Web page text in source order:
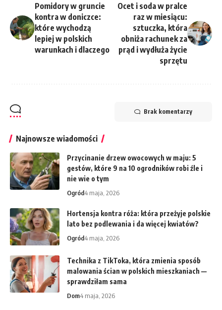
Pomidory w gruncie
kontra w doniczce:
które wychodzą
lepiej w polskich
warunkach i dlaczego
Ocet i soda w pralce
raz w miesiącu:
sztuczka, która
obniża rachunek za
prąd i wydłuża życie
sprzętu
Brak komentarzy
Najnowsze wiadomości
Przycinanie drzew owocowych w maju: 5
gestów, które 9 na 10 ogrodników robi źle i
nie wie o tym
Ogród4 maja, 2026
Hortensja kontra róża: która przeżyje polskie
lato bez podlewania i da więcej kwiatów?
Ogród4 maja, 2026
Technika z TikToka, która zmienia sposób
malowania ścian w polskich mieszkaniach —
sprawdziłam sama
Dom4 maja, 2026